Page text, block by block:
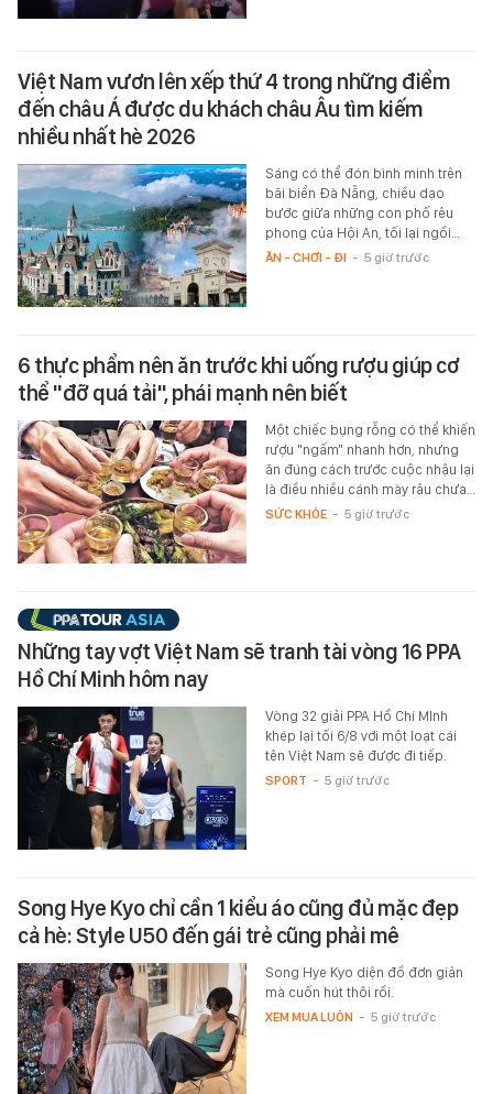
Việt Nam vươn lên xếp thứ 4 trong những điểm
đến châu Á được du khách châu Âu tìm kiếm
nhiều nhất hè 2026
Sáng có thể đón bình minh trên
bãi biển Đà Nẵng, chiều dạo
bước giữa những con phố rêu
phong của Hội An, tối lại ngồi…
ĂN - CHƠI - ĐI - 5 giờ trước
6 thực phẩm nên ăn trước khi uống rượu giúp cơ
thể "đỡ quá tải", phái mạnh nên biết
Một chiếc bụng rỗng có thể khiến
rượu "ngấm" nhanh hơn, nhưng
ăn đúng cách trước cuộc nhậu lại
là điều nhiều cánh mày râu chưa…
SỨC KHỎE - 5 giờ trước
Những tay vợt Việt Nam sẽ tranh tài vòng 16 PPA
Hồ Chí Minh hôm nay
Vòng 32 giải PPA Hồ Chí MInh
khép lại tối 6/8 với một loạt cái
tên Việt Nam sẽ được đi tiếp.
SPORT - 5 giờ trước
Song Hye Kyo chỉ cần 1 kiểu áo cũng đủ mặc đẹp
cả hè: Style U50 đến gái trẻ cũng phải mê
Song Hye Kyo diện đồ đơn giản
mà cuốn hút thôi rồi.
XEM MUA LUÔN - 5 giờ trước